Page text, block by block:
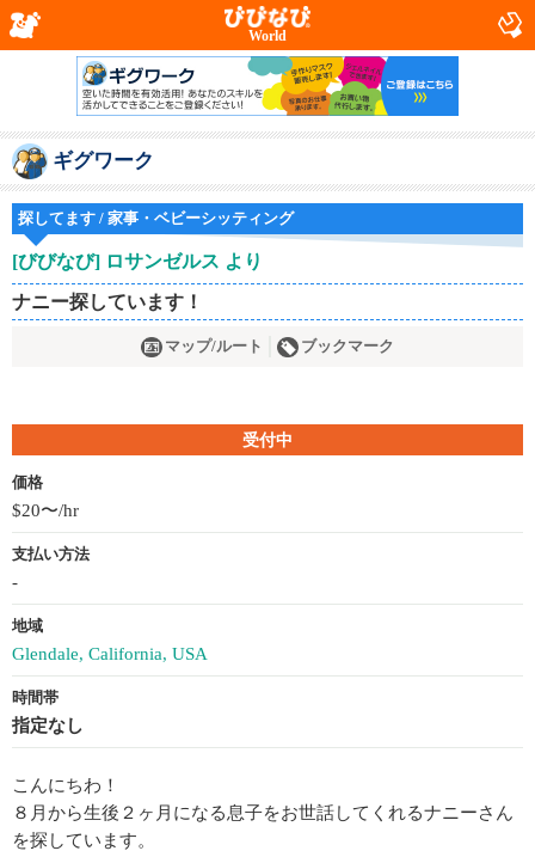
World
ギグワーク
探してます / 家事・ベビーシッティング
[びびなび] ロサンゼルス より
ナニー探しています！
マップ/ルート ブックマーク
受付中
価格
$20〜/hr
支払い方法
-
地域
Glendale, California, USA
時間帯
指定なし
こんにちわ！
８月から生後２ヶ月になる息子をお世話してくれるナニーさん
を探しています。